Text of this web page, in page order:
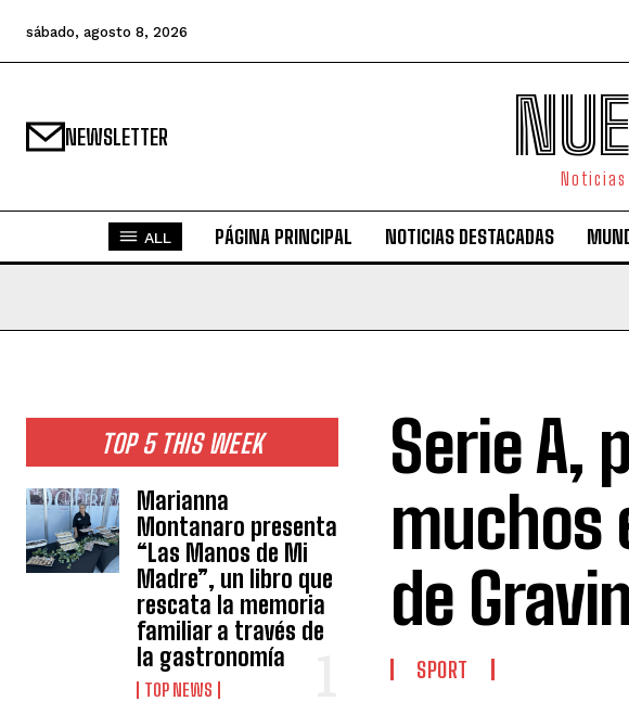
sábado, agosto 8, 2026
NEWSLETTER
Noticias
ALL PÁGINA PRINCIPAL NOTICIAS DESTACADAS
TOP 5 THIS WEEK
Marianna
Montanaro presenta
“Las Manos de Mi
Madre”, un libro que
rescata la memoria
familiar a través de
la gastronomía
TOP NEWS
Serie A,
muchos
de
SPORT